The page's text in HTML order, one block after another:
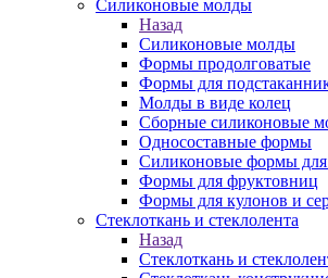
Силиконовые молды
Назад
Силиконовые молды
Формы продолговатые
Формы для
Молды в виде колец
Сборные силиконовые
Односоставные формы
Силиконовые формы для
Формы для фруктовниц
Формы для кулонов и
Стеклоткань и стеклолента
Назад
Стеклоткань и